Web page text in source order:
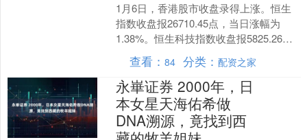
1月6日，香港股市收盘录得上涨。恒生
指数收盘报26710.45点，当日涨幅为
1.38%。恒生科技指数收盘报5825.26
点，上涨1.46%。恒生国企指数上涨1.....
查看：84 分类：配资之家
永崋证券 2000年，日
本女星天海佑希做
DNA溯源，竟找到西